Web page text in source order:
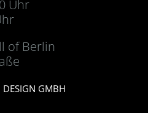
Uhr
of Berlin
DESIGN GMBH